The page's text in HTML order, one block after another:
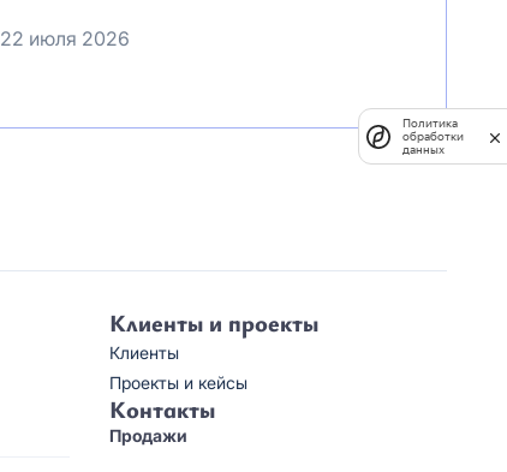
22 июля 2026
Клиенты и проекты
Клиенты
Проекты и кейсы
Контакты
Продажи
Политика
обработки
данных